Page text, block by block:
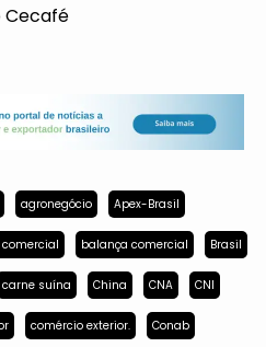
agronegócio Apex-Brasil
balança comercial Brasil
carne suína China CNA CNI
comércio exterior. Conab